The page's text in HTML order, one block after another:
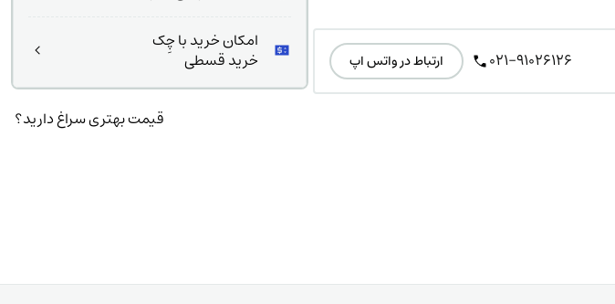
021-91026126 ارتباط در واتس اپ
امکان خرید با چِک
خرید قسطی
قیمت بهتری سراغ دارید؟